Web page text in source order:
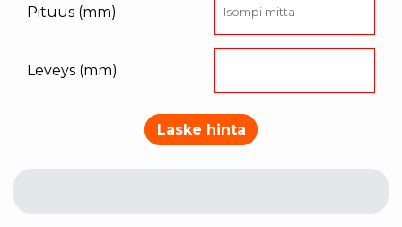
Pituus (mm)
Leveys (mm)
Laske hinta